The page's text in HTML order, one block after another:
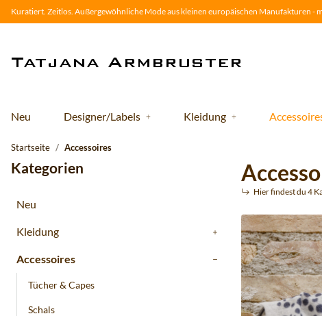
Kuratiert. Zeitlos. Außergewöhnliche Mode aus kleinen europäischen Manufakturen -
Neu Designer/Labels Kleidung
Startseite Accessoires
Hier findest du 4
Kategorien
Neu
Kleidung
Accessoires
Tücher & Capes
Schals